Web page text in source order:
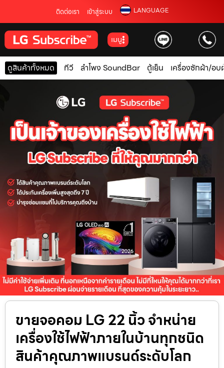
ติดต่อเรา เข้าสู่ระบบ LANGUAGE
เมนู
ดูสินค้าทั้งหมด ทีวี ลำโพง SoundBar ตู้เย็น เครื่องซักผ้า/อบ
ขายจอคอม LG 22 นิ้ว จำหน่าย
เครื่องใช้ไฟฟ้าภายในบ้านทุกชนิด
สินค้าคุณภาพแบรนด์ระดับโลก